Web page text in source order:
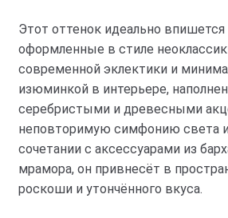
Этот оттенок идеально
оформленные в стиле
современной эклектики и
изюминкой в интерьере,
серебристыми и древесными
неповторимую симфонию света
сочетании с аксессуарами из
мрамора, он привнесёт в
роскоши и утончённого вкуса.